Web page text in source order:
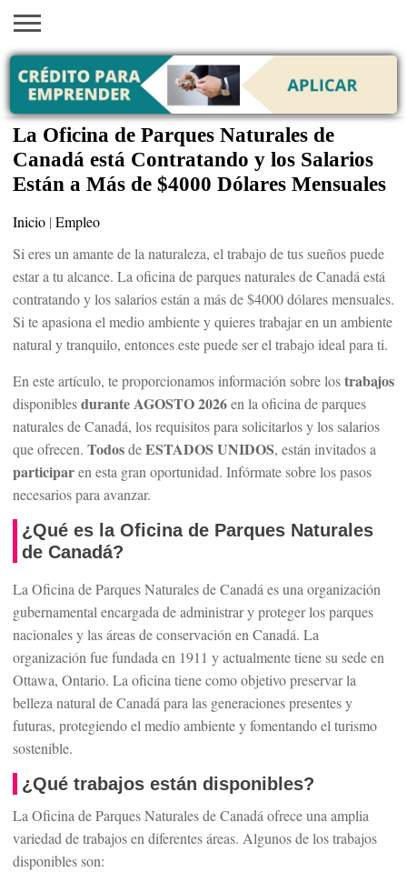
INICIO
AYUDAS
ECONÓMICAS
VACANTES
EN EEUU
SACA
TU
EMPLEOS
TRÁMITES
PRÉSTAMOS
CURSOS
HOGAR
BELLEZA
La Oficina de Parques Naturales de
Canadá está Contratando y los Salarios
Están a Más de $4000 Dólares Mensuales
Inicio | Empleo
Si eres un amante de la naturaleza, el trabajo de tus sueños puede
estar a tu alcance. La oficina de parques naturales de Canadá está
contratando y los salarios están a más de $4000 dólares mensuales.
Si te apasiona el medio ambiente y quieres trabajar en un ambiente
natural y tranquilo, entonces este puede ser el trabajo ideal para ti.
En este artículo, te proporcionamos información sobre lostrabajos
disponiblesdurante AGOSTO 2026en la oficina de parques
naturales de Canadá, los requisitos para solicitarlos y los salarios
que ofrecen. TodosdeESTADOS UNIDOS, están invitados a
participaren esta gran oportunidad. Infórmate sobre los pasos
necesarios para avanzar.
¿Qué es la Oficina de Parques Naturales
de Canadá?
La Oficina de Parques Naturales de Canadá es una organización
gubernamental encargada de administrar y proteger los parques
nacionales y las áreas de conservación en Canadá. La
organización fue fundada en 1911 y actualmente tiene su sede en
Ottawa, Ontario. La oficina tiene como objetivo preservar la
belleza natural de Canadá para las generaciones presentes y
futuras, protegiendo el medio ambiente y fomentando el turismo
sostenible.
¿Qué trabajos están disponibles?
La Oficina de Parques Naturales de Canadá ofrece una amplia
variedad de trabajos en diferentes áreas. Algunos de los trabajos
disponibles son: